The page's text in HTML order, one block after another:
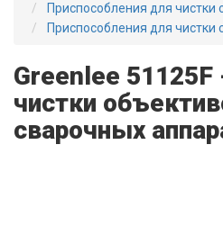
Приспособления для чистки
Приспособления для чистки
Greenlee
чистки
сварочных